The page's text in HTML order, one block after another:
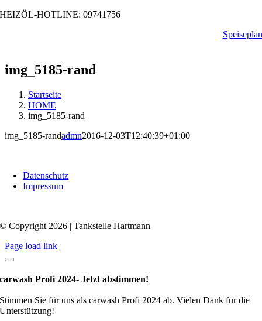
Zum
HEIZÖL-HOTLINE: 09741756
Speiseplan
img_5185-rand
Startseite
HOME
img_5185-rand
img_5185-randadmn2016-12-03T12:40:39+01:00
Datenschutz
Impressum
© Copyright 2026 | Tankstelle Hartmann
Page load link
carwash Profi 2024- Jetzt abstimmen!
Stimmen Sie für uns als carwash Profi 2024 ab. Vielen Dank für die
Unterstützung!